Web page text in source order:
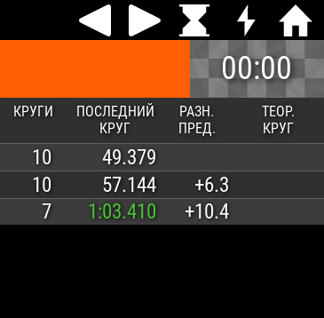
00:00
КРУГИ
ПОСЛЕДНИЙ
КРУГ
РАЗН.
ПРЕД.
ТЕОР.
КРУГ
10
49.379
10 57.144
+6.3
7 1:03.410 +10.4